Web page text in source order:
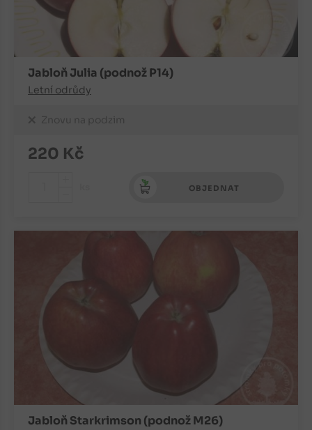
Jabloň Julia (podnož P14)
Letní odrůdy
Znovu na podzim
220 Kč
OBJEDNAT
Jabloň Starkrimson (podnož M26)